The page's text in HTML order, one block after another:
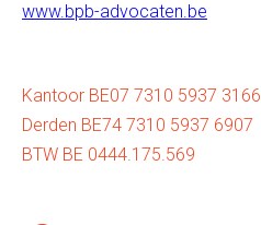
www.bpb-advocaten.be
Kantoor BE07 7310 5937 3166
Derden BE74 7310 5937 6907
BTW BE 0444.175.569